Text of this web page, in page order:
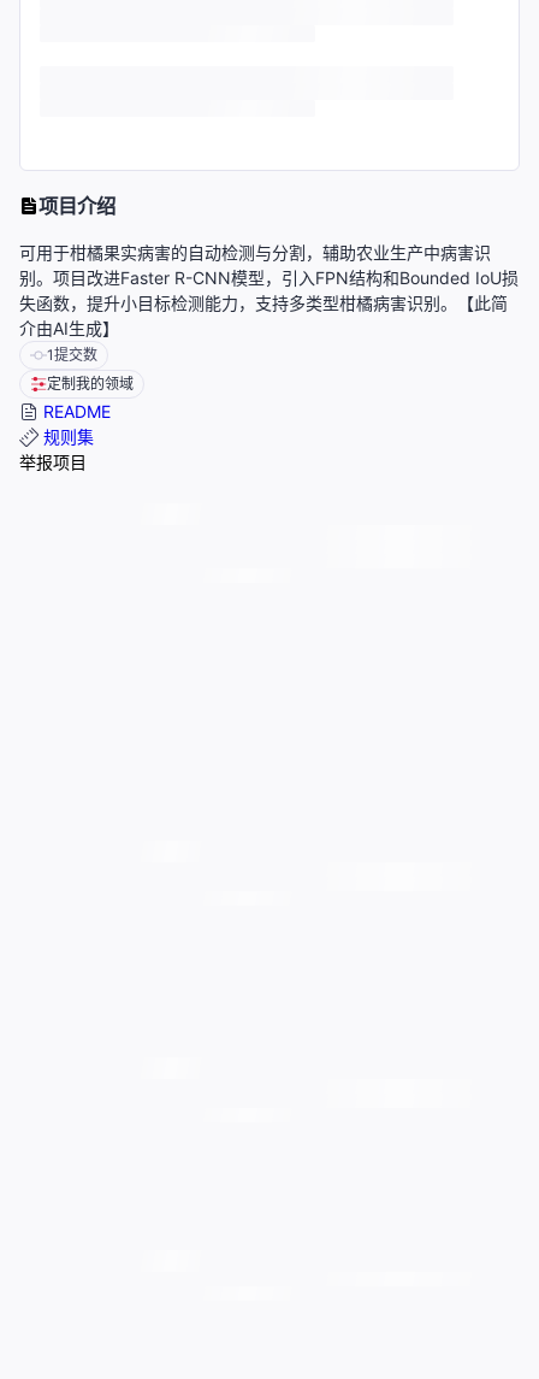
项目介绍
可用于柑橘果实病害的自动检测与分割，辅助农业生产中病害识
别。项目改进Faster R-CNN模型，引入FPN结构和Bounded IoU损
失函数，提升小目标检测能力，支持多类型柑橘病害识别。【此简
介由AI生成】
1提交数
定制我的领域
README
规则集
举报项目